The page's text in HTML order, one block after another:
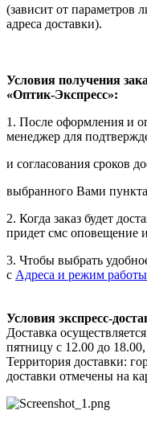
(зависит от параметров
адреса доставки).
Условия получения
«Оптик-Экспресс»:
1. После оформления и
менеджер для
и согласования сроков
выбранного Вами
2. Когда заказ будет
придет смс оповещение
3. Чтобы выбрать
с Адреса и режим
Условия экспресс-
Доставка
пятницу с 12.00 до
Территория доставки:
доставки отмечены на